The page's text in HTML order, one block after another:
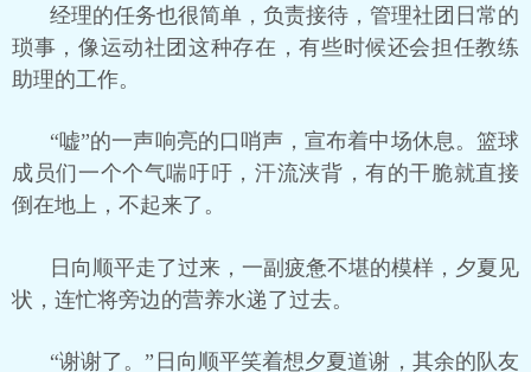
经理的任务也很简单，负责接待，管理社团日常的
琐事，像运动社团这种存在，有些时候还会担任教练
助理的工作。
“嘘”的一声响亮的口哨声，宣布着中场休息。篮球
成员们一个个气喘吁吁，汗流浃背，有的干脆就直接
倒在地上，不起来了。
日向顺平走了过来，一副疲惫不堪的模样，夕夏见
状，连忙将旁边的营养水递了过去。
“谢谢了。”日向顺平笑着想夕夏道谢，其余的队友